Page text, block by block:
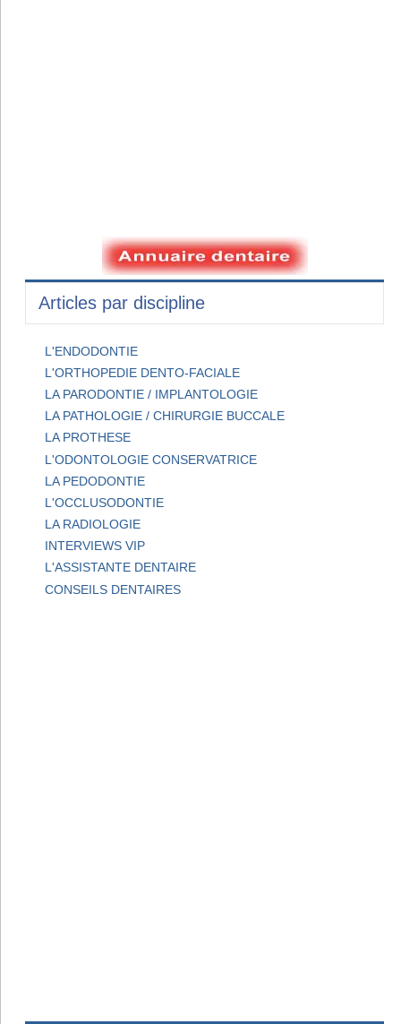
Articles par discipline
L'ENDODONTIE
L'ORTHOPEDIE DENTO-FACIALE
LA PARODONTIE / IMPLANTOLOGIE
LA PATHOLOGIE / CHIRURGIE BUCCALE
LA PROTHESE
L'ODONTOLOGIE CONSERVATRICE
LA PEDODONTIE
L'OCCLUSODONTIE
LA RADIOLOGIE
INTERVIEWS VIP
L'ASSISTANTE DENTAIRE
CONSEILS DENTAIRES